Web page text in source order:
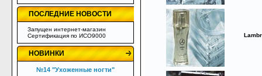
ПОСЛЕДНИЕ НОВОСТИ
Запущен интернет-магазин
Сертификация по ИСО9000
НОВИНКИ
№14 "Ухоженные ногти"